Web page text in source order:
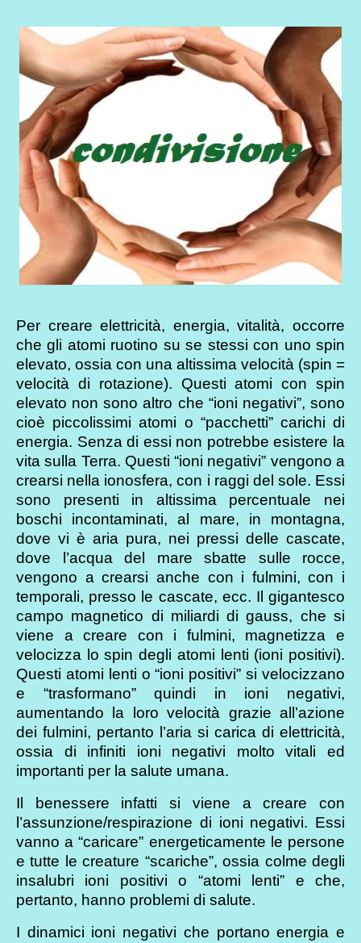
Per creare elettricità, energia, vitalità, occorre
che gli atomi ruotino su se stessi con uno spin
elevato, ossia con una altissima velocità (spin =
velocità di rotazione). Questi atomi con spin
elevato non sono altro che “ioni negativi”, sono
cioè piccolissimi atomi o “pacchetti” carichi di
energia. Senza di essi non potrebbe esistere la
vita sulla Terra. Questi “ioni negativi” vengono a
crearsi nella ionosfera, con i raggi del sole. Essi
sono presenti in altissima percentuale nei
boschi incontaminati, al mare, in montagna,
dove vi è aria pura, nei pressi delle cascate,
dove l’acqua del mare sbatte sulle rocce,
vengono a crearsi anche con i fulmini, con i
temporali, presso le cascate, ecc. Il gigantesco
campo magnetico di miliardi di gauss, che si
viene a creare con i fulmini, magnetizza e
velocizza lo spin degli atomi lenti (ioni positivi).
Questi atomi lenti o “ioni positivi” si velocizzano
e “trasformano” quindi in ioni negativi,
aumentando la loro velocità grazie all’azione
dei fulmini, pertanto l’aria si carica di elettricità,
ossia di infiniti ioni negativi molto vitali ed
importanti per la salute umana.
Il benessere infatti si viene a creare con
l’assunzione/respirazione di ioni negativi. Essi
vanno a “caricare” energeticamente le persone
e tutte le creature “scariche”, ossia colme degli
insalubri ioni positivi o “atomi lenti” e che,
pertanto, hanno problemi di salute.
I dinamici ioni negativi che portano energia e